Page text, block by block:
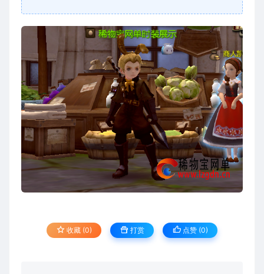
收藏 (0) 打赏 点赞 (0)